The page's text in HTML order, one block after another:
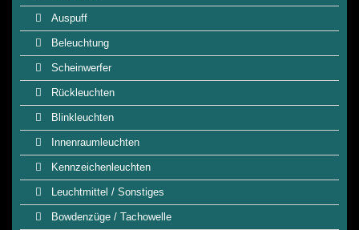
Auspuff
Beleuchtung
Scheinwerfer
Rückleuchten
Blinkleuchten
Innenraumleuchten
Kennzeichenleuchten
Leuchtmittel / Sonstiges
Bowdenzüge / Tachowelle